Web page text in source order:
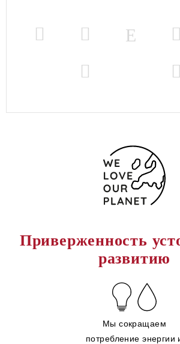
Приверженность
развитию
Мы сокращаем
потребление энергии